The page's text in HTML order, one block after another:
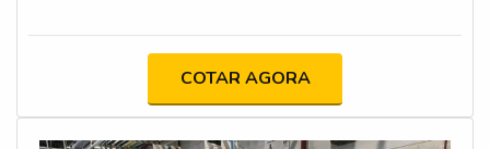
controle para minimizar acidentes.
COTAR AGORA